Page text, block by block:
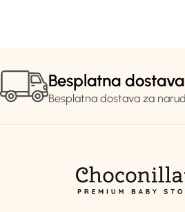
Besplatna dostava
Besplatna dostava za